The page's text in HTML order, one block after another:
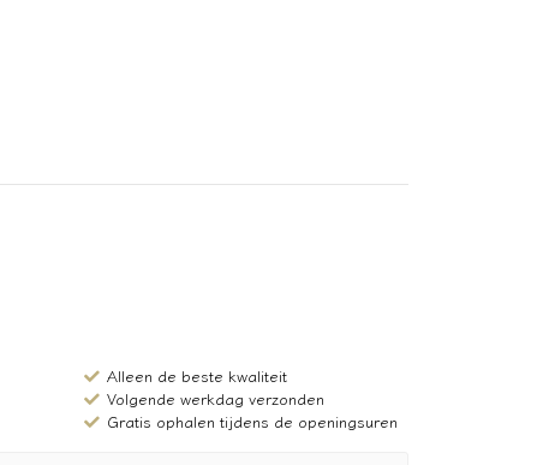
Alleen de beste kwaliteit
Volgende werkdag verzonden
Gratis ophalen tijdens de openingsuren